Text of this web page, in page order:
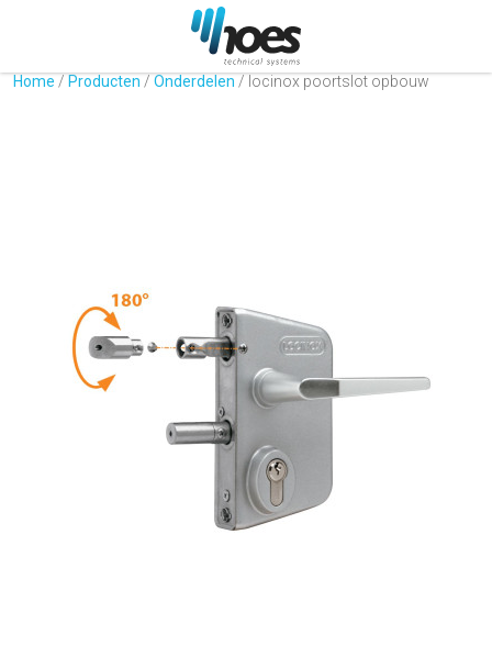
Home / Producten / Onderdelen / locinox poortslot opbouw